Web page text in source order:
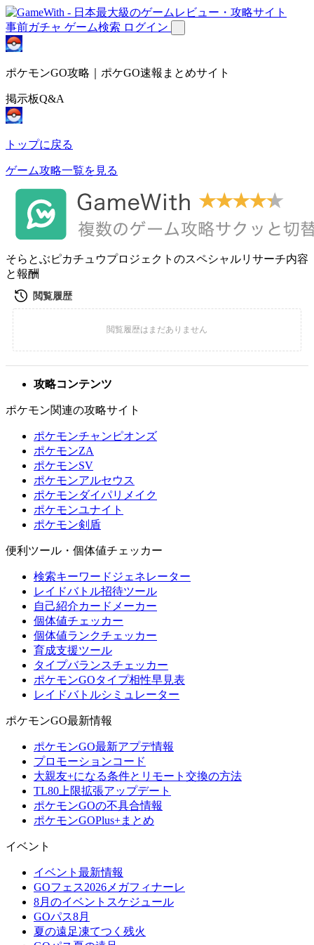
事前ガチャ ゲーム検索 ログイン
ポケモンGO攻略｜ポケGO速報まとめサイト
掲示板Q&A
トップに戻る
ゲーム攻略一覧を見る
そらとぶピカチュウプロジェクトのスペシャルリサーチ内容
と報酬
攻略コンテンツ
ポケモン関連の攻略サイト
ポケモンチャンピオンズ
ポケモンZA
ポケモンSV
ポケモンアルセウス
ポケモンダイパリメイク
ポケモンユナイト
ポケモン剣盾
便利ツール・個体値チェッカー
検索キーワードジェネレーター
レイドバトル招待ツール
自己紹介カードメーカー
個体値チェッカー
個体値ランクチェッカー
育成支援ツール
タイプバランスチェッカー
ポケモンGOタイプ相性早見表
レイドバトルシミュレーター
ポケモンGO最新情報
ポケモンGO最新アプデ情報
プロモーションコード
大親友+になる条件とリモート交換の方法
TL80上限拡張アップデート
ポケモンGOの不具合情報
ポケモンGOPlus+まとめ
イベント
イベント最新情報
GOフェス2026メガフィナーレ
8月のイベントスケジュール
GOパス8月
夏の遠足凍てつく残火